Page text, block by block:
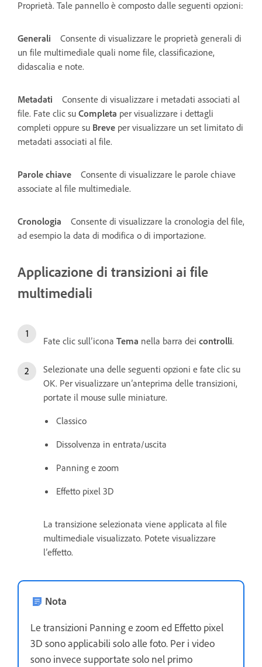
Proprietà. Tale pannello è composto dalle seguenti opzioni:
Generali
Consente di visualizzare le proprietà generali di
un file multimediale quali nome file, classificazione,
didascalia e note.
Metadati
Consente di visualizzare i metadati associati al
file. Fate clic su Completa per visualizzare i dettagli
completi oppure su Breve per visualizzare un set limitato di
metadati associati al file.
Parole chiave
Consente di visualizzare le parole chiave
associate al file multimediale.
Cronologia
Consente di visualizzare la cronologia del file,
ad esempio la data di modifica o di importazione.
Applicazione di transizioni ai file
multimediali
Fate clic sull’icona Tema nella barra dei controlli.
Selezionate una delle seguenti opzioni e fate clic su
OK. Per visualizzare un’anteprima delle transizioni,
portate il mouse sulle miniature.
Classico
Dissolvenza in entrata/uscita
Panning e zoom
Effetto pixel 3D
La transizione selezionata viene applicata al file
multimediale visualizzato. Potete visualizzare
l’effetto.
Nota
Le transizioni Panning e zoom ed Effetto pixel
3D sono applicabili solo alle foto. Per i video
sono invece supportate solo nel primo